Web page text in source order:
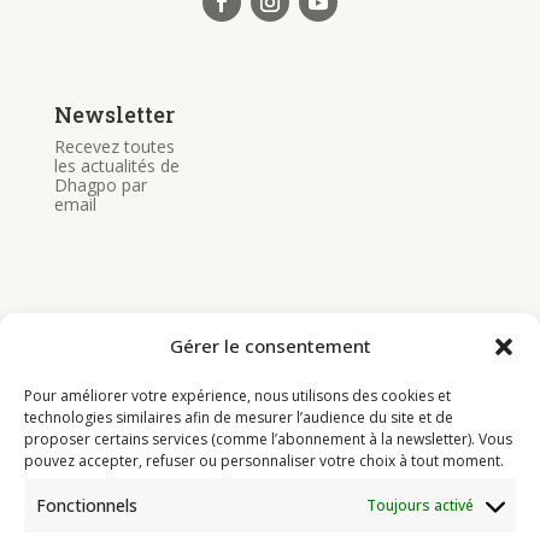
Gérer le consentement
Pour améliorer votre expérience, nous utilisons des cookies et
technologies similaires afin de mesurer l’audience du site et de
proposer certains services (comme l’abonnement à la newsletter). Vous
pouvez accepter, refuser ou personnaliser votre choix à tout moment.
Fonctionnels Toujours activé
Newsletter
Recevez toutes
les actualités de
Dhagpo par
email
Programme
Actualités
Ressources